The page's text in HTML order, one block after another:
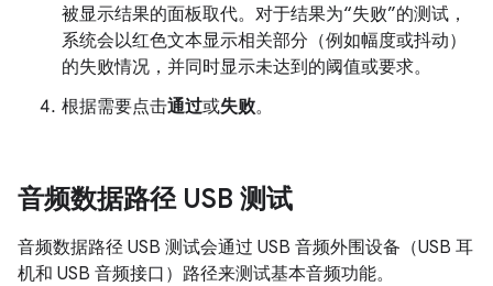
被显示结果的面板取代。对于结果为“失败”的测试，
系统会以红色文本显示相关部分（例如幅度或抖动）
的失败情况，并同时显示未达到的阈值或要求。
根据需要点击通过或失败。
音频数据路径 USB 测试
音频数据路径 USB 测试会通过 USB 音频外围设备（USB 耳
机和 USB 音频接口）路径来测试基本音频功能。